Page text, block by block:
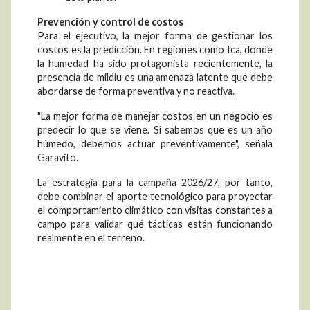
Prevención y control de costos
Para el ejecutivo, la mejor forma de gestionar los
costos es la predicción. En regiones como Ica, donde
la humedad ha sido protagonista recientemente, la
presencia de mildiu es una amenaza latente que debe
abordarse de forma preventiva y no reactiva.
"La mejor forma de manejar costos en un negocio es
predecir lo que se viene. Si sabemos que es un año
húmedo, debemos actuar preventivamente", señala
Garavito.
La estrategia para la campaña 2026/27, por tanto,
debe combinar el aporte tecnológico para proyectar
el comportamiento climático con visitas constantes a
campo para validar qué tácticas están funcionando
realmente en el terreno.